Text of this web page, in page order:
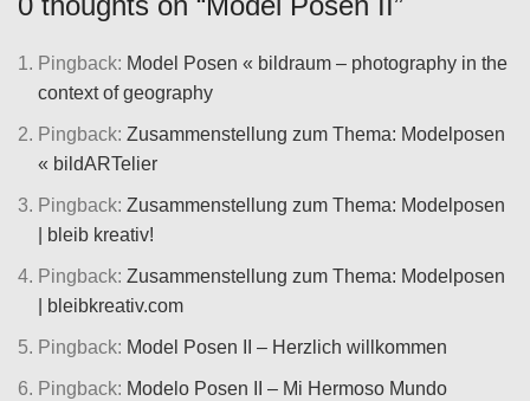
Pingback: Model Posen « bildraum – photography in the
context of geography
Pingback: Zusammenstellung zum Thema: Modelposen
« bildARTelier
Pingback: Zusammenstellung zum Thema: Modelposen
| bleib kreativ!
Pingback: Zusammenstellung zum Thema: Modelposen
| bleibkreativ.com
Pingback: Model Posen II – Herzlich willkommen
Pingback: Modelo Posen II – Mi Hermoso Mundo